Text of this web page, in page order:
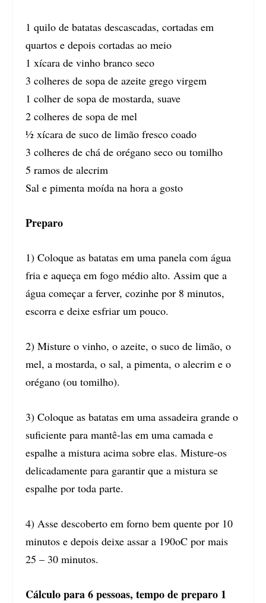
1 quilo de batatas descascadas, cortadas em
quartos e depois cortadas ao meio
1 xícara de vinho branco seco
3 colheres de sopa de azeite grego virgem
1 colher de sopa de mostarda, suave
2 colheres de sopa de mel
½ xícara de suco de limão fresco coado
3 colheres de chá de orégano seco ou tomilho
5 ramos de alecrim
Sal e pimenta moída na hora a gosto
Preparo
1) Coloque as batatas em uma panela com água
fria e aqueça em fogo médio alto. Assim que a
água começar a ferver, cozinhe por 8 minutos,
escorra e deixe esfriar um pouco.
2) Misture o vinho, o azeite, o suco de limão, o
mel, a mostarda, o sal, a pimenta, o alecrim e o
orégano (ou tomilho).
3) Coloque as batatas em uma assadeira grande o
suficiente para mantê-las em uma camada e
espalhe a mistura acima sobre elas. Misture-os
delicadamente para garantir que a mistura se
espalhe por toda parte.
4) Asse descoberto em forno bem quente por 10
minutos e depois deixe assar a 190oC por mais
25 – 30 minutos.
Cálculo para 6 pessoas, tempo de preparo 1